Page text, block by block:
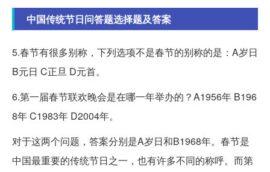
中国传统节日问答题选择题及答案
5.春节有很多别称，下列选项不是春节的别称的是：A岁日
B元日 C正旦 D元首。
6.第一届春节联欢晚会是在哪一年举办的？A1956年 B196
8年 C1983年 D2004年。
对于这两个问题，答案分别是A岁日和B1968年。春节是
中国最重要的传统节日之一，也有许多不同的称呼。而第